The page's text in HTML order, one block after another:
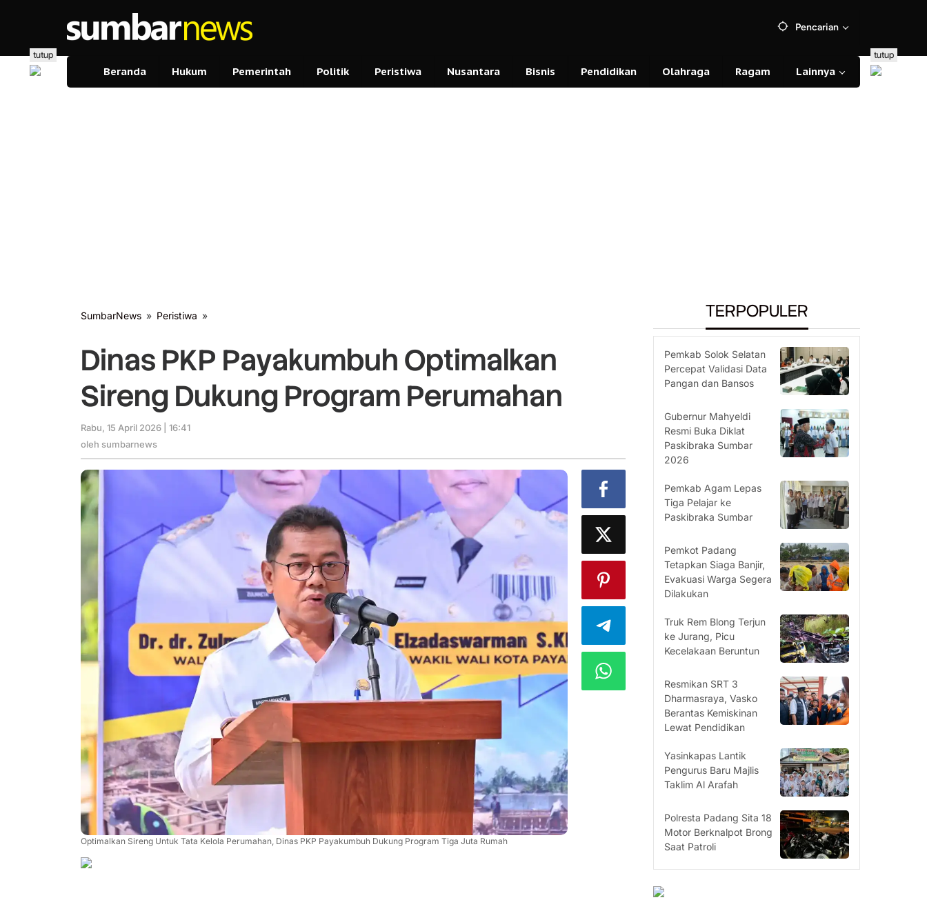
Pencarian
Beranda Hukum Pemerintah Politik Peristiwa Nusantara Bisnis Pendidikan Olahraga Ragam Lainnya
tutup tutup
SumbarNews » Peristiwa »
Optimalkan
Sireng
Dukung
Program
Dinas PKP Payakumbuh Optimalkan
Sireng Dukung Program Perumahan
Rabu, 15 April 2026 | 16:41
oleh sumbarnews
Optimalkan Sireng Untuk Tata Kelola Perumahan, Dinas PKP Payakumbuh Dukung Program Tiga Juta Rumah
TERPOPULER
Pemkab Solok Selatan
Percepat Validasi Data
Pangan dan Bansos
Gubernur Mahyeldi
Resmi Buka Diklat
Paskibraka Sumbar
2026
Pemkab Agam Lepas
Tiga Pelajar ke
Paskibraka Sumbar
Pemkot Padang
Tetapkan Siaga Banjir,
Evakuasi Warga Segera
Dilakukan
Truk Rem Blong Terjun
ke Jurang, Picu
Kecelakaan Beruntun
Resmikan SRT 3
Dharmasraya, Vasko
Berantas Kemiskinan
Lewat Pendidikan
Yasinkapas Lantik
Pengurus Baru Majlis
Taklim Al Arafah
Polresta Padang Sita 18
Motor Berknalpot Brong
Saat Patroli